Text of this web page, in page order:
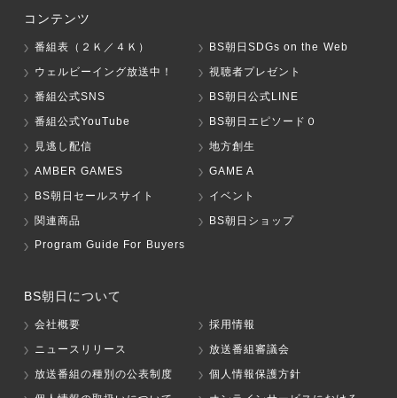
コンテンツ
番組表（２Ｋ／４Ｋ）
BS朝日SDGs on the Web
ウェルビーイング放送中！
視聴者プレゼント
番組公式SNS
BS朝日公式LINE
番組公式YouTube
BS朝日エピソード０
見逃し配信
地方創生
AMBER GAMES
GAME A
BS朝日セールスサイト
イベント
関連商品
BS朝日ショップ
Program Guide For Buyers
BS朝日について
会社概要
採用情報
ニュースリリース
放送番組審議会
放送番組の種別の公表制度
個人情報保護方針